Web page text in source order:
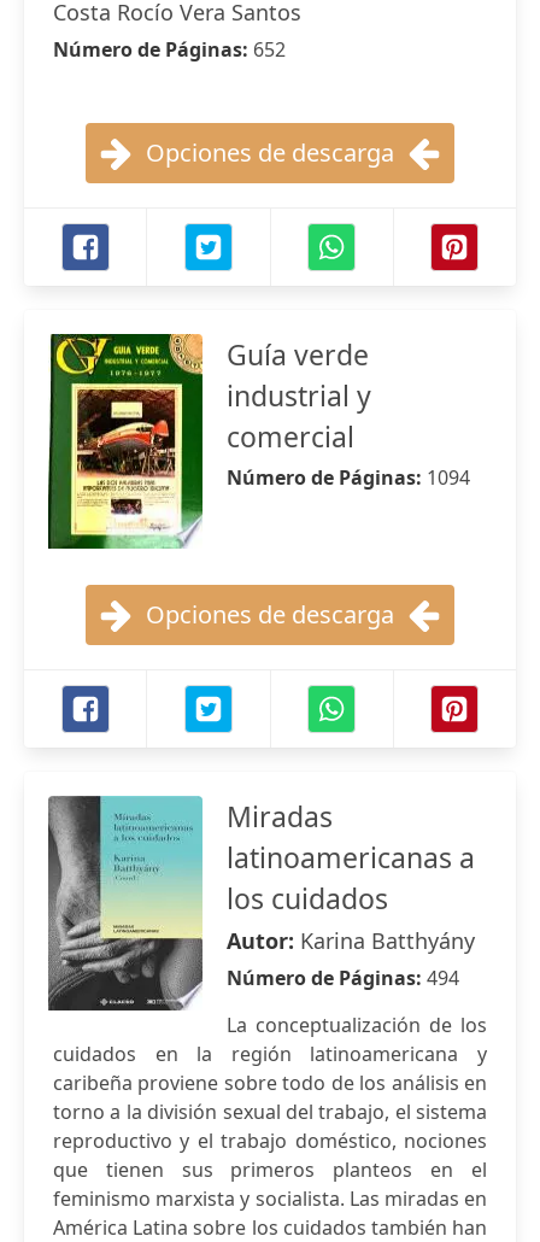
Costa Rocío Vera Santos
Número de Páginas: 652
Opciones de descarga
Guía verde
industrial y
comercial
Número de Páginas: 1094
Opciones de descarga
Miradas
latinoamericanas a
los cuidados
Autor: Karina Batthyány
Número de Páginas: 494
La conceptualización de los
cuidados en la región latinoamericana y
caribeña proviene sobre todo de los análisis en
torno a la división sexual del trabajo, el sistema
reproductivo y el trabajo doméstico, nociones
que tienen sus primeros planteos en el
feminismo marxista y socialista. Las miradas en
América Latina sobre los cuidados también han